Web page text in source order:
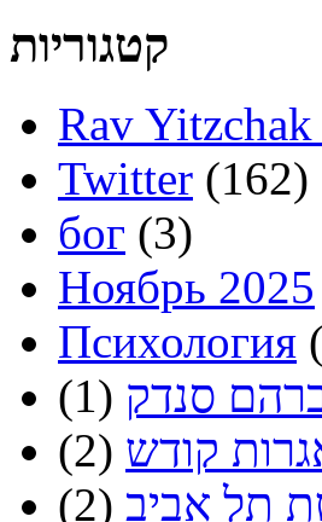
קטגוריות
Rav
Twitter (162)
бог (3)
Ноябрь 2025
Психология
סנדק (1)
קודש (2)
תל אביב (2)